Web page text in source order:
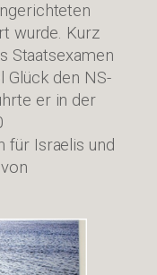
wurde. Kurz
Staatsexamen
Glück den NS-
er in der
für Israelis und